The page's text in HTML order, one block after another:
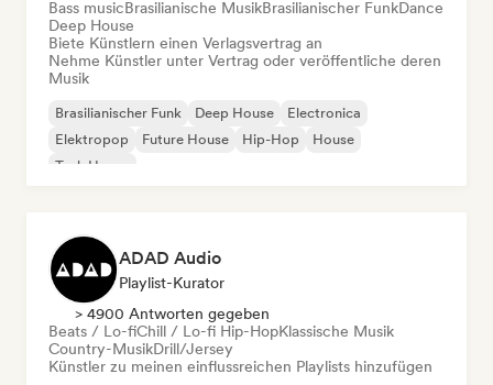
Bass musicBrasilianische MusikBrasilianischer FunkDance
Deep House
Biete Künstlern einen Verlagsvertrag an
Nehme Künstler unter Vertrag oder veröffentliche deren
Musik
Brasilianischer Funk Deep House
Electronica
Elektropop
Future House Hip-Hop
House
Tech House
ADAD Audio
Playlist-Kurator
> 4900 Antworten gegeben
Beats / Lo-fiChill / Lo-fi Hip-HopKlassische Musik
Country-MusikDrill/Jersey
Künstler zu meinen einflussreichen Playlists hinzufügen